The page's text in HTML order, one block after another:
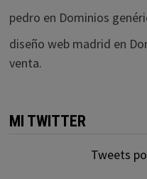
pedro en Dominios
diseño web madrid en
venta.
MI TWITTER
Tweets